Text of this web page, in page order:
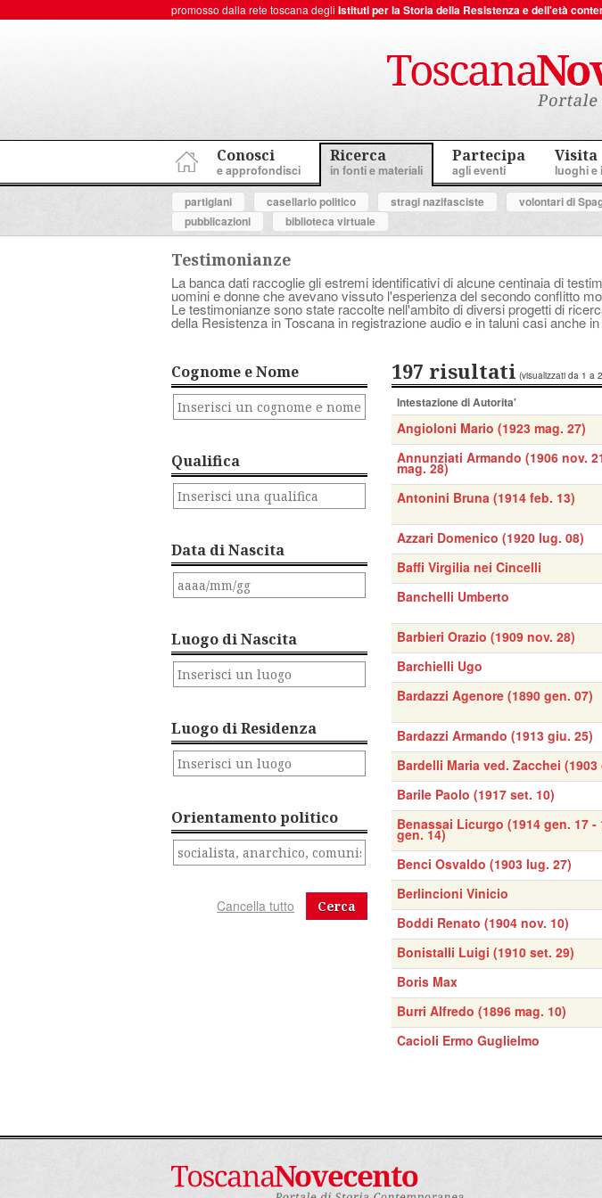
promosso dalla rete toscana degli Istituti per la Storia della Resistenza e dell'età
Conosci
e approfondisci
Ricerca
in fonti e materiali
Partecipa
agli eventi
Visita
luoghi e
partigiani
casellario politico stragi nazifasciste volontari di
pubblicazioni
biblioteca virtuale
Testimonianze
La banca dati raccoglie gli estremi identificativi di alcune centinaia di
uomini e donne che avevano vissuto l'esperienza del secondo conflitto
Le testimonianze sono state raccolte nell'ambito di diversi progetti di
della Resistenza in Toscana in registrazione audio e in taluni casi anche
Cognome e Nome
Qualifica
Data di Nascita
Luogo di Nascita
Luogo di Residenza
Orientamento politico
Cerca
197 risultati (visualizzati da 1 a
Intestazione di Autorita'
Angioloni Mario (1923 mag. 27)
Annunziati Armando (1906 nov.
mag. 28)
Antonini Bruna (1914 feb. 13)
Azzari Domenico (1920 lug. 08)
Baffi Virgilia nei Cincelli
Banchelli Umberto
Barbieri Orazio (1909 nov. 28)
Barchielli Ugo
Bardazzi Agenore (1890 gen. 07)
Bardazzi Armando (1913 giu. 25)
Bardelli Maria ved. Zacchei (1903
Barile Paolo (1917 set. 10)
Benassai Licurgo (1914 gen. 17 -
gen. 14)
Benci Osvaldo (1903 lug. 27)
Berlincioni Vinicio
Boddi Renato (1904 nov. 10)
Bonistalli Luigi (1910 set. 29)
Boris Max
Burri Alfredo (1896 mag. 10)
Cacioli Ermo Guglielmo